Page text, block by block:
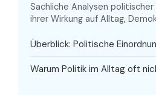
Sachliche Analysen
ihrer Wirkung auf Alltag,
Überblick: Politische
Warum Politik im Alltag oft